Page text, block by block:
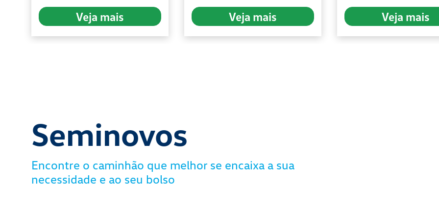
Veja mais Veja mais Veja mais
Seminovos
Encontre o caminhão que melhor se encaixa a sua
necessidade e ao seu bolso